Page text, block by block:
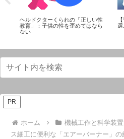
ヘルドクターくられの「正しい性
教育」：子供の性を歪めてはなら
ない
選
PR
ホーム 機械工作と科学装置
ス細工に便利な「エアーバーナー」の